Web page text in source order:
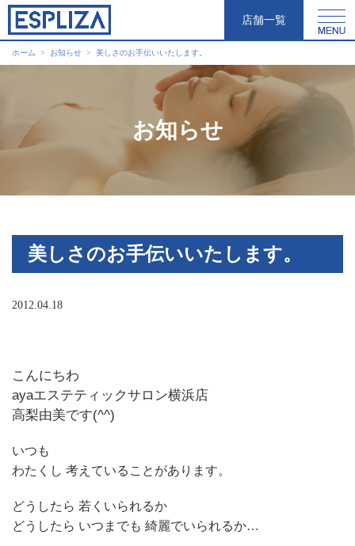
店舗一覧
ホーム お知らせ 美しさのお手伝いいたします。
お知らせ
美しさのお手伝いいたします。
2012.04.18
こんにちわ
ayaエステティックサロン横浜店
高梨由美です(^^)
いつも
わたくし 考えていることがあります。
どうしたら 若くいられるか
どうしたら いつまでも 綺麗でいられるか…